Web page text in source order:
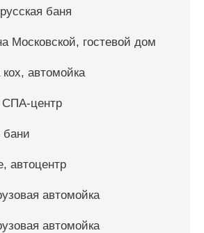
баня
Московской, гостевой дом
автомойка
центр
бани
автоцентр
автомойка
автомойка